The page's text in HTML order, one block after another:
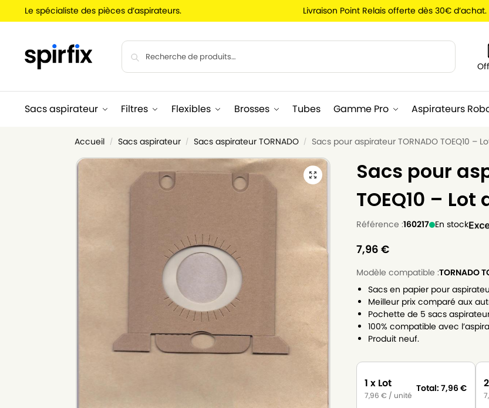
Le spécialiste des pièces d’aspirateurs. Livraison Point Relais offerte dès 30€ d’achat.
Sacs aspirateur Filtres Flexibles Brosses Tubes Gamme Pro Aspirateurs
Accueil / Sacs aspirateur / Sacs aspirateur TORNADO / Sacs pour aspirateur TORNADO TOEQ10 –
Sacs pour
TOEQ10 –
Référence :160217 En stock
7,96 €
Modèle compatible :TORNADO
Sacs en papier pour aspirateur
Meilleur prix comparé aux
Pochette de 5 sacs
100% compatible avec
Produit neuf.
1 x Lot
7,96€ / unité
Total: 7,96€